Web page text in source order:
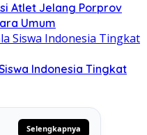
Atlet Jelang Porprov
Umum
Indonesia Tingkat
Selengkapnya